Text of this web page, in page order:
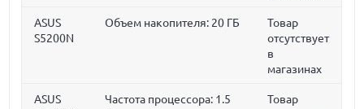
ASUS
S5200N
Объем накопителя: 20 ГБ
Товар
отсутствует
в
магазинах
ASUS
Частота процессора: 1.5
Товар